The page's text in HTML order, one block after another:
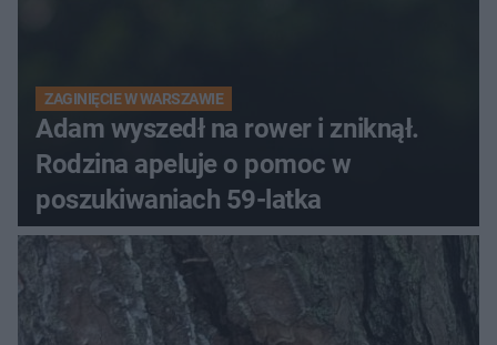
ZAGINIĘCIE W WARSZAWIE
Adam wyszedł na rower i zniknął.
Rodzina apeluje o pomoc w
poszukiwaniach 59-latka